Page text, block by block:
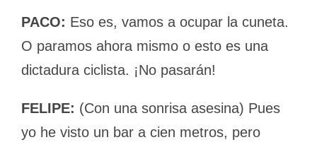
PACO: Eso es, vamos a ocupar la cuneta.
O paramos ahora mismo o esto es una
dictadura ciclista. ¡No pasarán!
FELIPE: (Con una sonrisa asesina) Pues
yo he visto un bar a cien metros, pero